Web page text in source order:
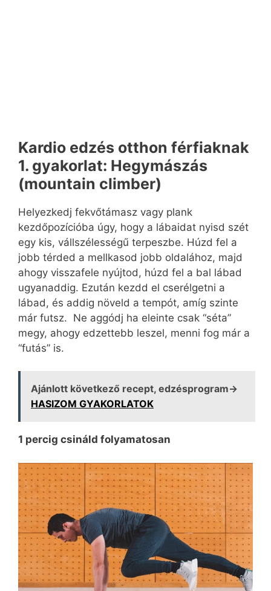
Kardio edzés otthon férfiaknak
1. gyakorlat: Hegymászás
(mountain climber)
Helyezkedj fekvőtámasz vagy plank
kezdőpozícióba úgy, hogy a lábaidat nyisd szét
egy kis, vállszélességű terpeszbe. Húzd fel a
jobb térded a mellkasod jobb oldalához, majd
ahogy visszafele nyújtod, húzd fel a bal lábad
ugyanaddig. Ezután kezdd el cserélgetni a
lábad, és addig növeld a tempót, amíg szinte
már futsz. Ne aggódj ha eleinte csak “séta”
megy, ahogy edzettebb leszel, menni fog már a
“futás” is.
Ajánlott következő recept, edzésprogram→
HASIZOM GYAKORLATOK
1 percig csináld folyamatosan